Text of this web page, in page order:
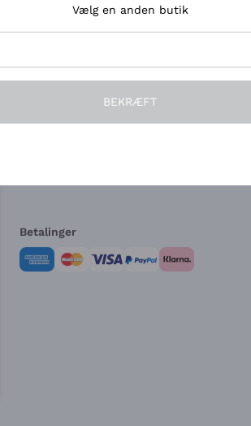
Hvem vi er
Betalinger
Vælg en anden butik
BEKRÆFT